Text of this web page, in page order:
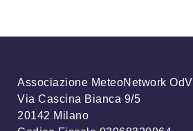
Associazione MeteoNetwork OdV
Via Cascina Bianca 9/5
20142 Milano